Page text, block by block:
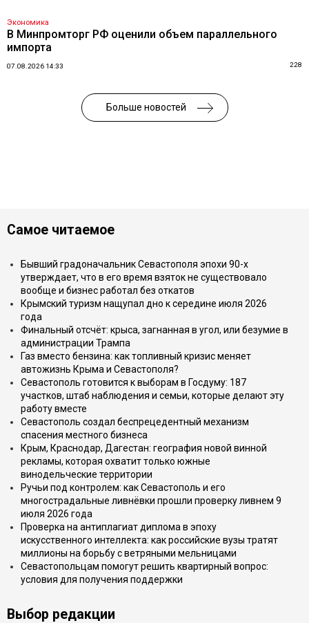
Экономика
В Минпромторг РФ оценили объем параллельного
импорта
07.08.2026 14:33 228
Больше новостей
Самое читаемое
Бывший градоначальник Севастополя эпохи 90-х
утверждает, что в его время взяток не существовало
вообще и бизнес работал без откатов
Крымский туризм нащупал дно к середине июля 2026
года
Финальный отсчёт: крыса, загнанная в угол, или безумие в
администрации Трампа
Газ вместо бензина: как топливный кризис меняет
автожизнь Крыма и Севастополя?
Севастополь готовится к выборам в Госдуму: 187
участков, штаб наблюдения и семьи, которые делают эту
работу вместе
Севастополь создал беспрецедентный механизм
спасения местного бизнеса
Крым, Краснодар, Дагестан: география новой винной
рекламы, которая охватит только южные
винодельческие территории
Ручьи под контролем: как Севастополь и его
многострадальные ливнёвки прошли проверку ливнем 9
июля 2026 года
Проверка на антиплагиат диплома в эпоху
искусственного интеллекта: как российские вузы тратят
миллионы на борьбу с ветряными мельницами
Севастопольцам помогут решить квартирный вопрос:
условия для получения поддержки
Выбор редакции